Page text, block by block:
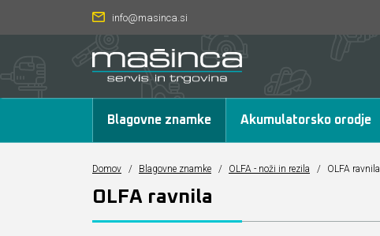
info@masinca.si
Blagovne znamke Akumulatorsko orodje
Domov / Blagovne znamke / OLFA - noži in rezila / OLFA ravnila
OLFA ravnila